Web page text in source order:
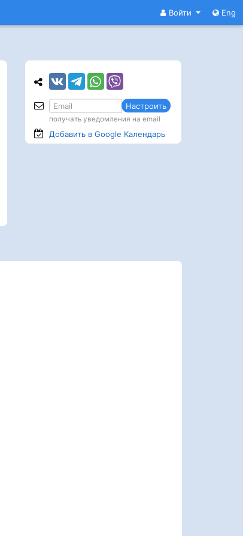
Войти Eng
Настроить
получать уведомления на email
Добавить в Google Календарь